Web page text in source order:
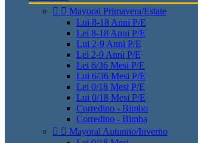
  Mayoral Primavera/Estate
Lui 8-18 Anni P/E
Lei 8-18 Anni P/E
Lui 2-9 Anni P/E
Lei 2-9 Anni P/E
Lei 6/36 Mesi P/E
Lui 6/36 Mesi P/E
Lei 0/18 Mesi P/E
Lui 0/18 Mesi P/E
Corredino - Bimbo
Corredino - Bimba
  Mayoral Autunno/Inverno